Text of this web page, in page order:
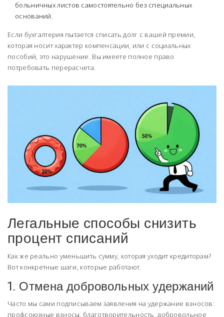
больничных листов самостоятельно без специальных
оснований.
Если бухгалтерия пытается списать долг с вашей премии,
которая носит характер компенсации, или с социальных
пособий, это нарушение. Вы имеете полное право
потребовать перерасчета.
Легальные способы снизить
процент списаний
Как же реально уменьшить сумму, которая уходит кредиторам?
Вот конкретные шаги, которые работают.
1. Отмена добровольных удержаний
Часто мы сами подписываем заявления на удержание взносов:
профсоюзные взносы, благотворительность, добровольное